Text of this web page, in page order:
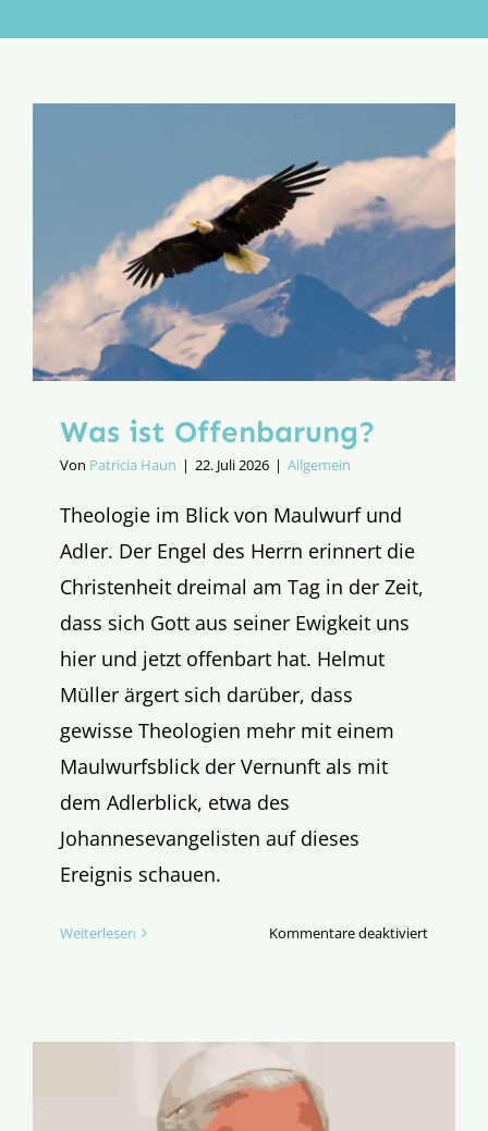
Aktion
Was ist Offenbarung?
Von Patricia Haun | 22. Juli 2026 | Allgemein
Theologie im Blick von Maulwurf und
Adler. Der Engel des Herrn erinnert die
Christenheit dreimal am Tag in der Zeit,
dass sich Gott aus seiner Ewigkeit uns
hier und jetzt offenbart hat. Helmut
Müller ärgert sich darüber, dass
gewisse Theologien mehr mit einem
Maulwurfsblick der Vernunft als mit
dem Adlerblick, etwa des
Johannesevangelisten auf dieses
Ereignis schauen.
Weiterlesen Kommentare deaktiviertfür